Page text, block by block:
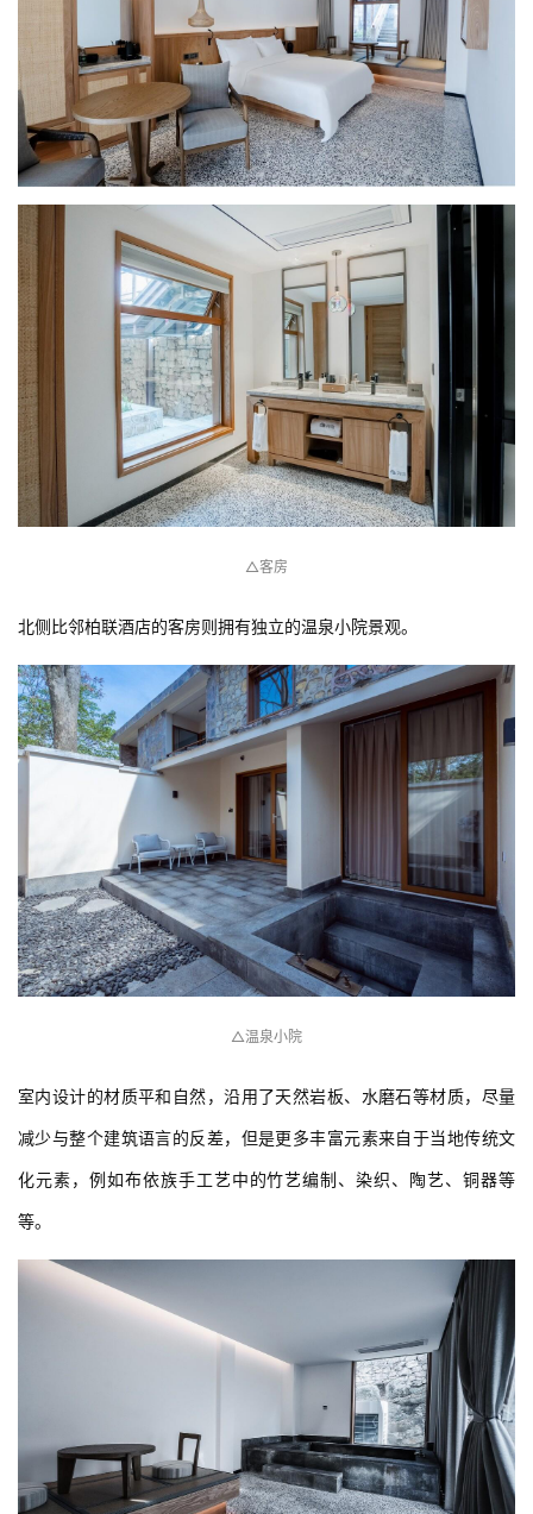
△客房
北侧比邻柏联酒店的客房则拥有独立的温泉小院景观。
△温泉小院
室内设计的材质平和自然，沿用了天然岩板、水磨石等材质，尽量
减少与整个建筑语言的反差，但是更多丰富元素来自于当地传统文
化元素，例如布依族手工艺中的竹艺编制、染织、陶艺、铜器等
等。